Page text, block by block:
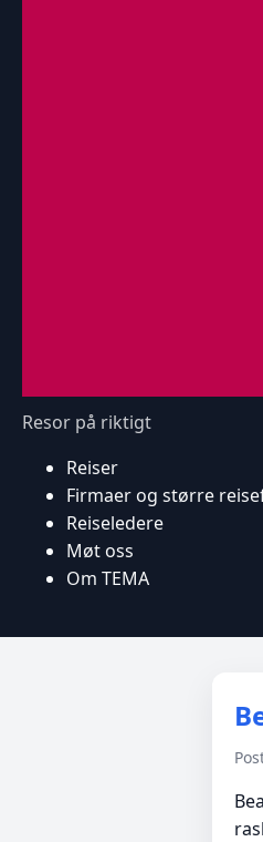
Resor på riktigt
Reiser
Firmaer og større
Reiseledere
Møt oss
Om TEMA